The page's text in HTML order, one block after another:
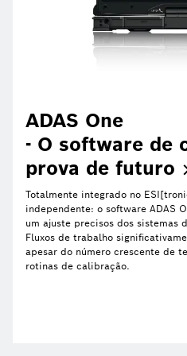
ADAS One
- O software de
prova de futuro
Totalmente integrado no
independente: o software ADAS
um ajuste precisos dos sistemas
Fluxos de trabalho
apesar do número crescente de
rotinas de calibração.